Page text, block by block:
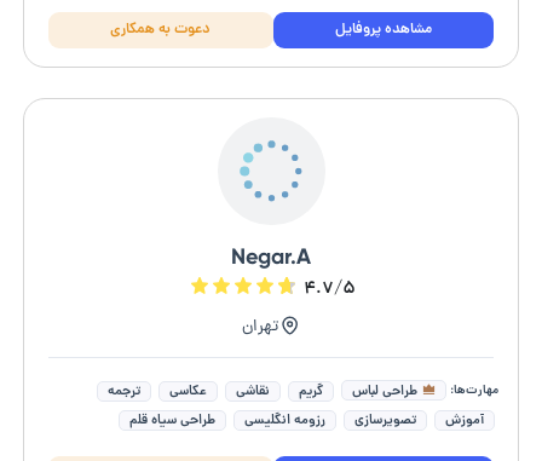
مشاهده پروفایل دعوت به همکاری
Negar.A
۴.۷/۵
تهران
مهارت‌ها: طراحی لباس گریم نقاشی عکاسی
ترجمه
آموزش
تصویرسازی رزومه انگلیسی
طراحی سیاه قلم